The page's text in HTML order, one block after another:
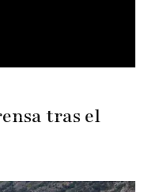
tras el